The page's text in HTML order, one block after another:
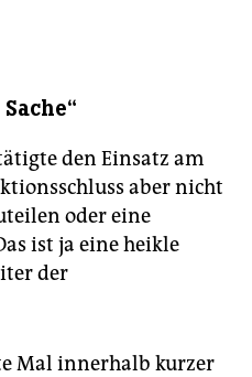
den Einsatz am
aber nicht
oder eine
ist ja eine heikle
der
Mal innerhalb kurzer